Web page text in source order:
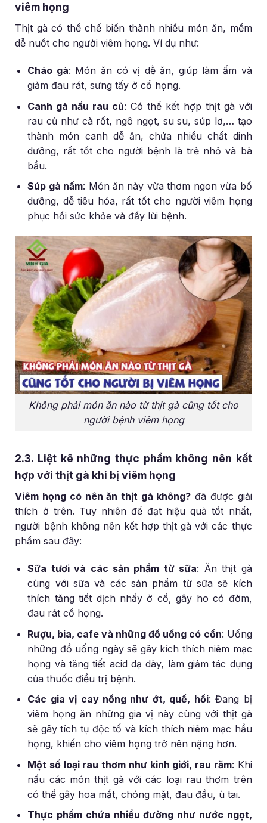
viêm họng
Thịt gà có thể chế biến thành nhiều món ăn, mềm
dễ nuốt cho người viêm họng. Ví dụ như:
Cháo gà: Món ăn có vị dễ ăn, giúp làm ấm và
giảm đau rát, sưng tấy ở cổ họng.
Canh gà nấu rau củ: Có thể kết hợp thịt gà với
rau củ như cà rốt, ngô ngọt, su su, súp lơ,… tạo
thành món canh dễ ăn, chứa nhiều chất dinh
dưỡng, rất tốt cho người bệnh là trẻ nhỏ và bà
bầu.
Súp gà nấm: Món ăn này vừa thơm ngon vừa bổ
dưỡng, dễ tiêu hóa, rất tốt cho người viêm họng
phục hồi sức khỏe và đẩy lùi bệnh.
Không phải món ăn nào từ thịt gà cũng tốt cho
người bệnh viêm họng
2.3. Liệt kê những thực phẩm không nên kết
hợp với thịt gà khi bị viêm họng
Viêm họng có nên ăn thịt gà không? đã được giải
thích ở trên. Tuy nhiên để đạt hiệu quả tốt nhất,
người bệnh không nên kết hợp thịt gà với các thực
phẩm sau đây:
Sữa tươi và các sản phẩm từ sữa: Ăn thịt gà
cùng với sữa và các sản phẩm từ sữa sẽ kích
thích tăng tiết dịch nhầy ở cổ, gây ho có đờm,
đau rát cổ họng.
Rượu, bia, cafe và những đồ uống có cồn: Uống
những đồ uống ngày sẽ gây kích thích niêm mạc
họng và tăng tiết acid dạ dày, làm giảm tác dụng
của thuốc điều trị bệnh.
Các gia vị cay nồng như ớt, quế, hồi:Đang bị
viêm họng ăn những gia vị này cùng với thịt gà
sẽ gây tích tụ độc tố và kích thích niêm mạc hầu
họng, khiến cho viêm họng trở nên nặng hơn.
Một số loại rau thơm như kinh giới, rau răm: Khi
nấu các món thịt gà với các loại rau thơm trên
có thể gây hoa mắt, chóng mặt, đau đầu, ù tai.
Thực phẩm chứa nhiều đường như nước ngọt,